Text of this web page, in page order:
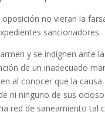
no vieran la
sancionadores.
y se indignen ante
de un inadecuado
al conocer que la
ni ninguno de sus
red de saneamiento tal